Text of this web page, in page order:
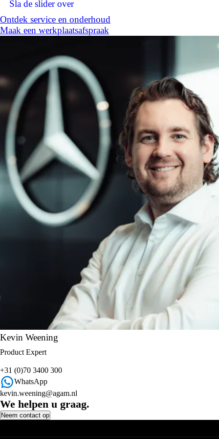
Ontdek service en onderhoud
Maak een werkplaatsafspraak
Sla de slider over
Kevin Weening
Product Expert
+31 (0)70 3400 300
WhatsApp
kevin.weening@agam.nl
We helpen u graag.
Neem contact op